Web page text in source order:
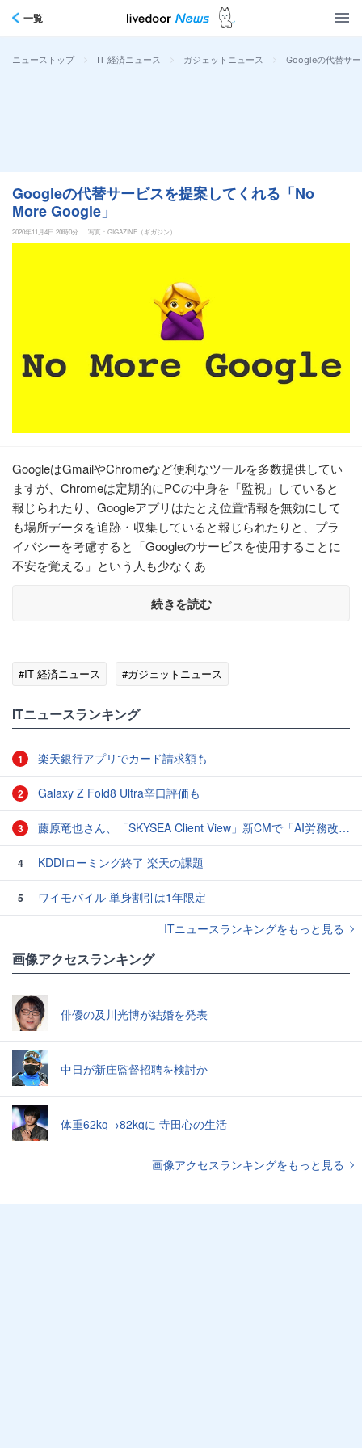
一覧
ニューストップ > IT 経済ニュース > ガジェットニュース > Googleの代替サ
Googleの代替サービスを提案してくれる「No
More Google」
2020年11月4日 20時0分 写真：GIGAZINE（ギガジン）
GoogleはGmailやChromeなど便利なツールを多数提供してい
ますが、Chromeは定期的にPCの中身を「監視」していると
報じられたり、Googleアプリはたとえ位置情報を無効にして
も場所データを追跡・収集していると報じられたりと、プラ
イバシーを考慮すると「Googleのサービスを使用することに
不安を覚える」という人も少なくあ
続きを読む
#IT 経済ニュース #ガジェットニュース
ITニュースランキング
1 楽天銀行アプリでカード請求額も
2 Galaxy Z Fold8 Ultra辛口評価も
3 藤原竜也さん、「SKYSEA Client View」新CMで「AI労務改善」をアピール 働き方をAIが分析したら「すぐに休んで」と言われる？
4 KDDIローミング終了 楽天の課題
5
ワイモバイル 単身割引は1年限定
ITニュースランキングをもっと見る
画像アクセスランキング
俳優の及川光博が結婚を発表
中日が新庄監督招聘を検討か
体重62kg→82kgに 寺田心の生活
画像アクセスランキングをもっと見る